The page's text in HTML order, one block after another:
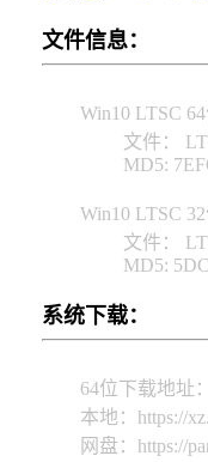
文件信息：
Win10 LTSC 64
文件：
MD5:
Win10 LTSC 32
文件：
MD5:
系统下载：
64位下载地址：
本地：https://
网盘：https://